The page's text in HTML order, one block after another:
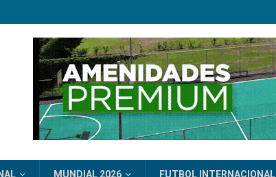
MUNDIAL 2026 FUTBOL INTERNACIONAL